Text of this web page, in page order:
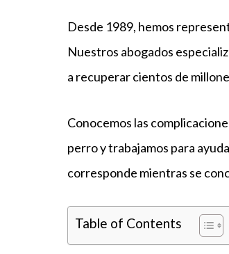
Desde 1989, hemos
Nuestros abogados
a recuperar cientos de
Conocemos las
perro y trabajamos para
corresponde mientras se
Table of Contents